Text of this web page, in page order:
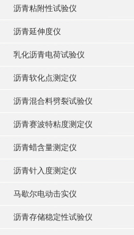
沥青粘附性试验仪
沥青延伸度仪
乳化沥青电荷试验仪
沥青软化点测定仪
沥青混合料劈裂试验仪
沥青赛波特粘度测定仪
沥青蜡含量测定仪
沥青针入度测定仪
马歇尔电动击实仪
沥青存储稳定性试验仪